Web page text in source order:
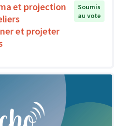
et projection
et projeter
Soumis
au vote